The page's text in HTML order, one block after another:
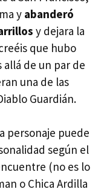
y abanderó
y dejara la
que hubo
allá de un par de
una de las
Guardián.
personaje puede
según el
(no es lo
o Chica Ardilla